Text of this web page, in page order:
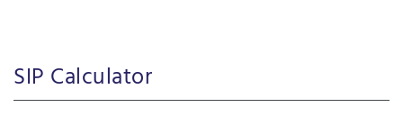
SIP Calculator